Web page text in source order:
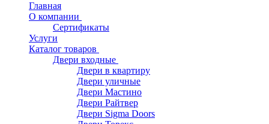
Главная
О компании
Сертификаты
Услуги
Каталог товаров
Двери входные
Двери в квартиру
Двери уличные
Двери Мастино
Двери Райтвер
Двери Sigma Doors